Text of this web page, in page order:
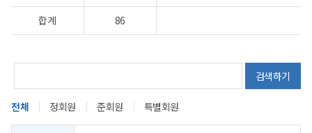
합계
86
전체 정회원 준회원 특별회원
검색하기